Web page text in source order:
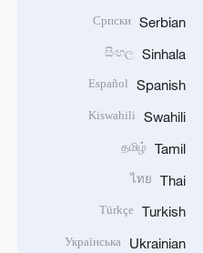
Serbian
Српски
Sinhala
සිංහල
Spanish
Español
Swahili
Kiswahili
Tamil
தமிழ்
Thai
ไทย
Turkish
Türkçe
Ukrainian
Українська